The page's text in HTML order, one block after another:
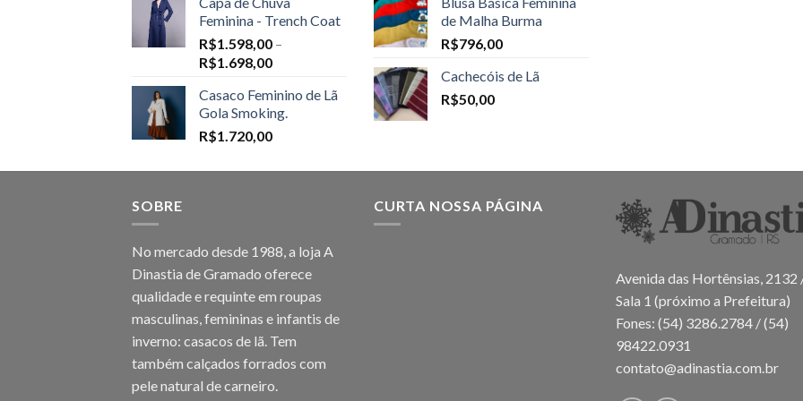
Feminina - Trench Coat
R$1.598,00 –
R$1.698,00Price
R$1.598,00
through
R$1.698,00
Casaco Feminino de Lã
Gola Smoking.
R$1.720,00
de Malha Burma
R$796,00
Cachecóis de Lã
R$50,00
SOBRE
No mercado desde 1988, a loja A
Dinastia de Gramado oferece
qualidade e requinte em roupas
masculinas, femininas e infantis de
inverno: casacos de lã. Tem
também calçados forrados com
pele natural de carneiro.
CURTA NOSSA PÁGINA
Avenida das Hortênsias, 2132
Sala 1 (próximo a Prefeitura)
Fones: (54) 3286.2784 / (54)
98422.0931
contato@adinastia.com.br